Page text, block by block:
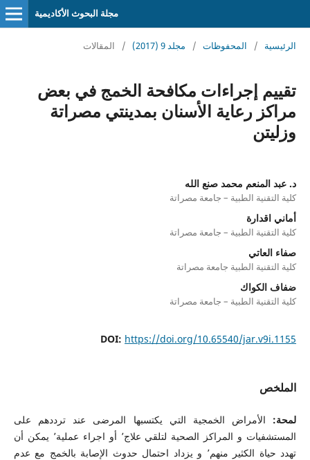
مجلة البحوث الأكاديمية
الرئيسية / المحفوظات / مجلد 9 (2017) / المقالات
تقييم إجراءات مكافحة الخمج في بعض
مراكز رعاية الأسنان بمدينتي مصراتة
وزليتن
د. عبد المنعم محمد صنع الله
كلية التقنية الطبية – جامعة مصراتة
أماني اقدارة
كلية التقنية الطبية – جامعة مصراتة
صفاء العاتي
كلية التقنية الطبية جامعة مصراتة
ضفاف الكواك
كلية التقنية الطبية – جامعة مصراتة
DOI: https://doi.org/10.65540/jar.v9i.1155
الملخص
لمحة: الأمراض الخمجية التي يكتسبها المرضى عند ترددهم على
المستشفيات و المراكز الصحية لتلقي علاج٬ أو اجراء عملية٬ يمكن أن
تهدد حياة الكثير منهم٬ و يزداد احتمال حدوث الإصابة بالخمج مع عدم